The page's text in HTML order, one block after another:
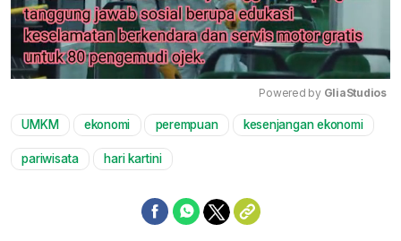
Mute
Powered by GliaStudios
UMKM ekonomi perempuan kesenjangan ekonomi
pariwisata hari kartini